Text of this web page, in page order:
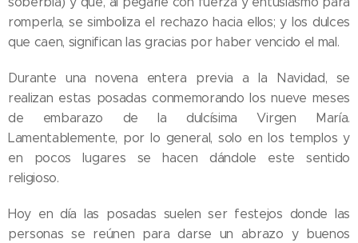
romperla, se simboliza el rechazo hacia ellos; y los dulces
que caen, significan las gracias por haber vencido el mal.
Durante una novena entera previa a la Navidad, se
realizan estas posadas conmemorando los nueve meses
de embarazo de la dulcísima Virgen María.
Lamentablemente, por lo general, solo en los templos y
en pocos lugares se hacen dándole este sentido
religioso.
Hoy en día las posadas suelen ser festejos donde las
personas se reúnen para darse un abrazo y buenos